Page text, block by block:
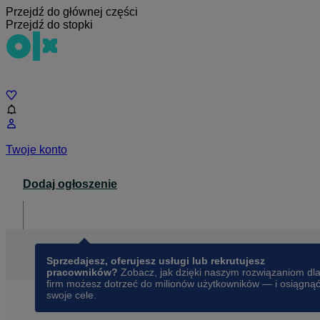
Przejdź do głównej części
Przejdź do stopki
Twoje konto
Dodaj ogłoszenie
Sprzedajesz, oferujesz usługi lub rekrutujesz
pracowników? Zobacz, jak dzięki naszym rozwiązaniom dla
firm możesz dotrzeć do milionów użytkowników — i osiągnąć
swoje cele.